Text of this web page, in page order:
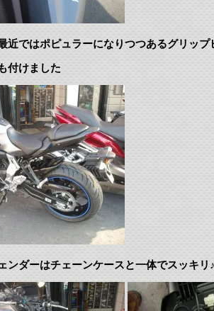
近ではポピュラーになりつつあるグリップ
付けました
ンダーはチェーンケースと一体でスッキリ